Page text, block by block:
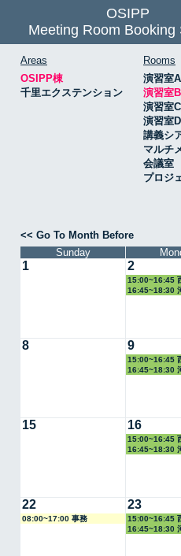
OSIPP
Meeting Room Booking
Areas
OSIPP棟
千里エクステンション
Rooms
演習室A
演習室B
演習室C
演習室D
講義シ
マルチ
会議室
プロジ
<< Go To Month Before
Sunday
1 2
15:00~16:45
授
16:45~18:30
8 9
15:00~16:45
授
16:45~18:30
15 16
15:00~16:45
授
16:45~18:30
22
08:00~17:00 事務
23
15:00~16:45
授
16:45~18:30